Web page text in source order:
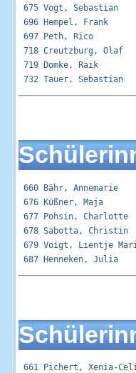
675 Vogt,
696 Hempel, Frank
697 Peth, Rico
718 Creutzburg,
719 Domke, Raik
660 Bähr,
676 Küßner, Maja
677 Pohsin,
678 Sabotta,
679 Voigt, Lientje
661 Pichert, Xenia-